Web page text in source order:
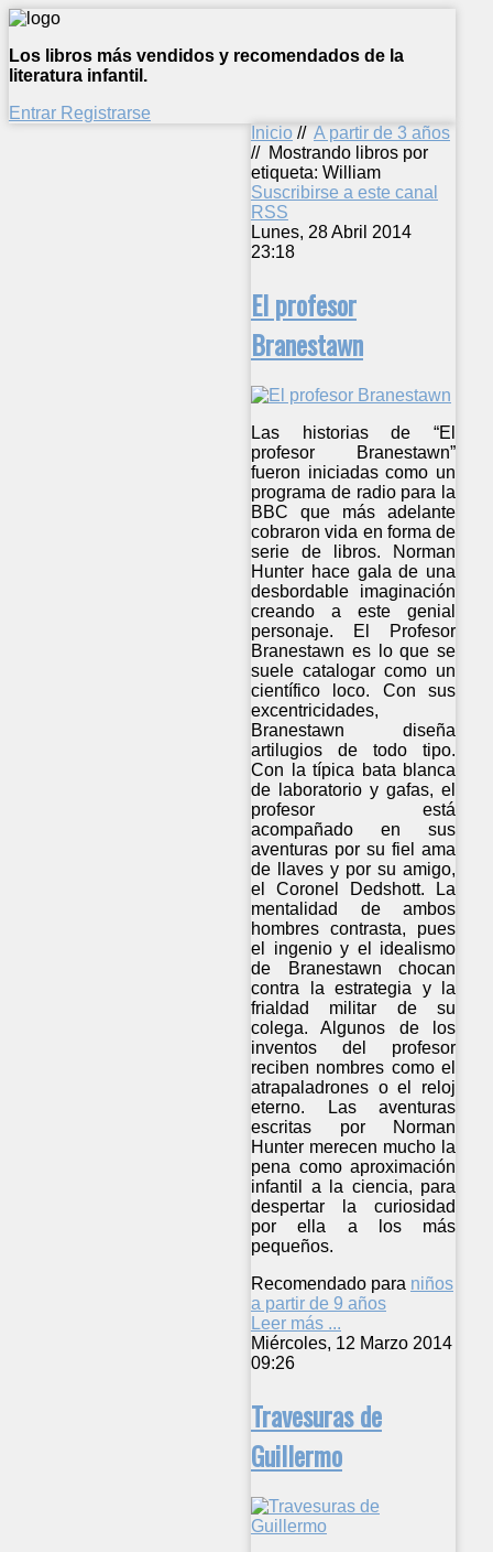
Los libros más vendidos y recomendados de la
literatura infantil.
Entrar Registrarse
Inicio // A partir de 3 años
// Mostrando libros por
etiqueta: William
Suscribirse a este canal
RSS
Lunes, 28 Abril 2014
23:18
El profesor
Branestawn
Las historias de “El
profesor Branestawn”
fueron iniciadas como un
programa de radio para la
BBC que más adelante
cobraron vida en forma de
serie de libros. Norman
Hunter hace gala de una
desbordable imaginación
creando a este genial
personaje. El Profesor
Branestawn es lo que se
suele catalogar como un
científico loco. Con sus
excentricidades,
Branestawn diseña
artilugios de todo tipo.
Con la típica bata blanca
de laboratorio y gafas, el
profesor está
acompañado en sus
aventuras por su fiel ama
de llaves y por su amigo,
el Coronel Dedshott. La
mentalidad de ambos
hombres contrasta, pues
el ingenio y el idealismo
de Branestawn chocan
contra la estrategia y la
frialdad militar de su
colega. Algunos de los
inventos del profesor
reciben nombres como el
atrapaladrones o el reloj
eterno. Las aventuras
escritas por Norman
Hunter merecen mucho la
pena como aproximación
infantil a la ciencia, para
despertar la curiosidad
por ella a los más
pequeños.
Recomendado para niños
a partir de 9 años
Leer más ...
Miércoles, 12 Marzo 2014
09:26
Travesuras de
Guillermo